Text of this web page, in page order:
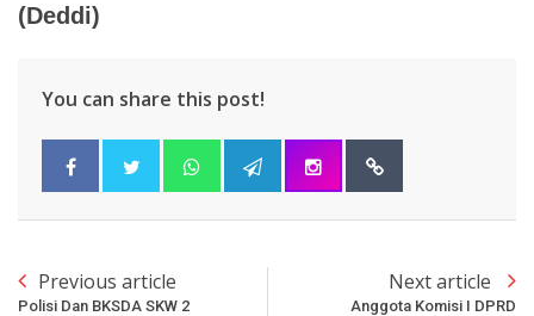
(Deddi)
You can share this post!
Previous article
Polisi Dan BKSDA SKW 2
Next article
Anggota Komisi I DPRD